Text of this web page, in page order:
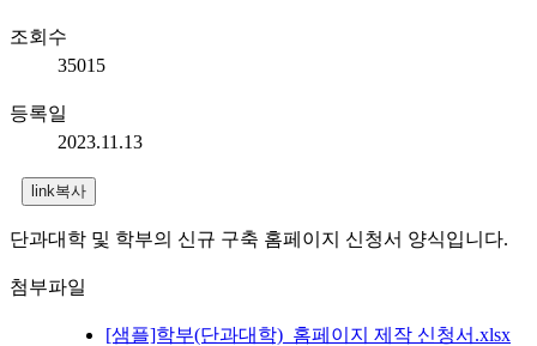
조회수
35015
등록일
2023.11.13
단과대학 및 학부의 신규 구축 홈페이지 신청서 양식입니다.
첨부파일
[샘플]학부(단과대학)_홈페이지 제작 신청서.xlsx